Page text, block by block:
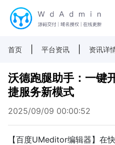
首页 平台资讯 资讯详
沃德跑腿助手：一键
捷服务新模式
2025/09/09 00:00:52
【百度UMeditor编辑器】在